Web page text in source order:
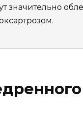
значительно